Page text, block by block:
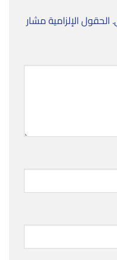
الحقول الإلزامية مشار